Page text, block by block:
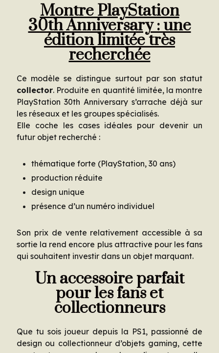
Montre PlayStation
30th Anniversary : une
édition limitée très
recherchée
Ce modèle se distingue surtout par son statut
collector. Produite en quantité limitée, la montre
PlayStation 30th Anniversary s’arrache déjà sur
les réseaux et les groupes spécialisés.
Elle coche les cases idéales pour devenir un
futur objet recherché :
thématique forte (PlayStation, 30 ans)
production réduite
design unique
présence d’un numéro individuel
Son prix de vente relativement accessible à sa
sortie la rend encore plus attractive pour les fans
qui souhaitent investir dans un objet marquant.
Un accessoire parfait
pour les fans et
collectionneurs
Que tu sois joueur depuis la PS1, passionné de
design ou collectionneur d’objets gaming, cette